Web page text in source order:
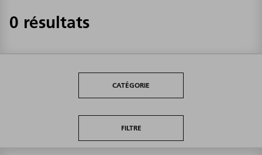
0 résultats
CATÉGORIE
FILTRE